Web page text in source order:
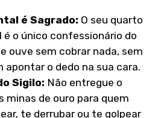
é Sagrado: O seu quarto
o único confessionário do
ouve sem cobrar nada, sem
apontar o dedo na sua cara.
Sigilo: Não entregue o
minas de ouro para quem
te derrubar ou te golpear